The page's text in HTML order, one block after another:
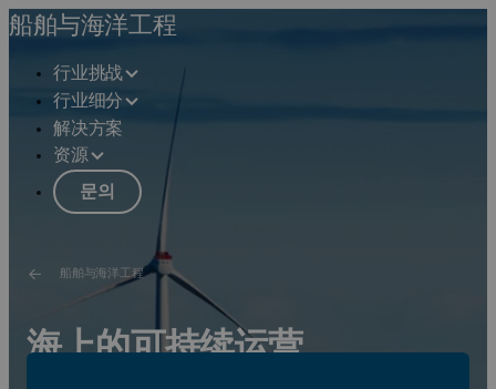
船舶与海洋工程
行业挑战
行业细分
解决方案
资源
문의
船舶与海洋工程
海上的可持续运营